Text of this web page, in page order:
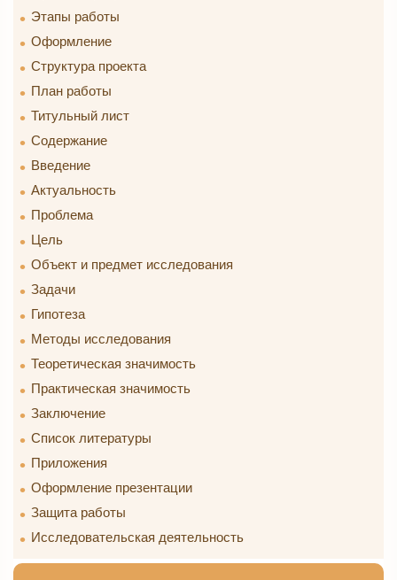
Этапы работы
Оформление
Структура проекта
План работы
Титульный лист
Содержание
Введение
Актуальность
Проблема
Цель
Объект и предмет исследования
Задачи
Гипотеза
Методы исследования
Теоретическая значимость
Практическая значимость
Заключение
Список литературы
Приложения
Оформление презентации
Защита работы
Исследовательская деятельность